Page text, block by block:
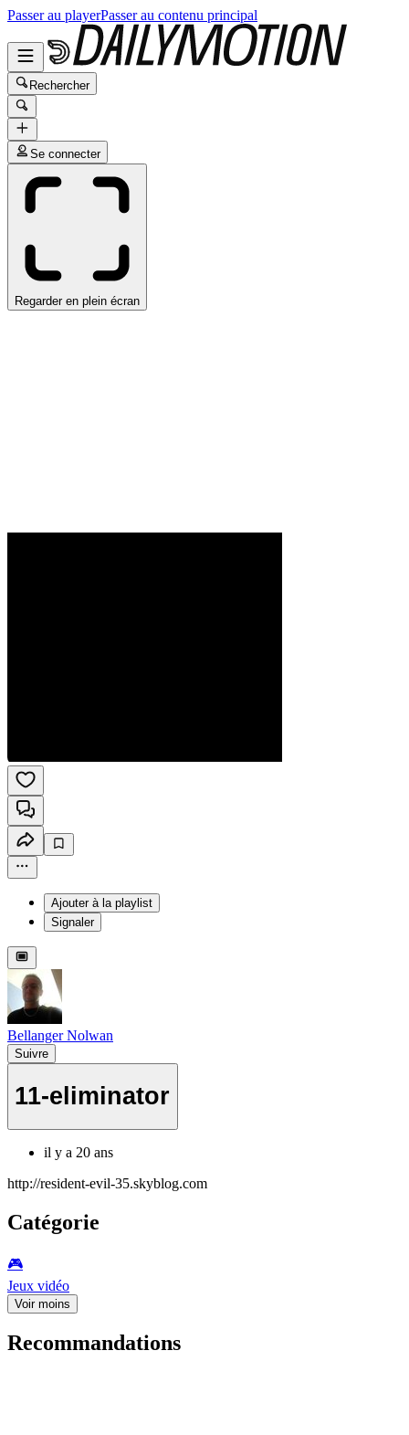
Passer au playerPasser au contenu principal
Rechercher
Se connecter
Regarder en plein écran
Ajouter à la playlist
Signaler
Bellanger Nolwan
Suivre
11-eliminator
il y a 20 ans
http://resident-evil-35.skyblog.com
Catégorie
🎮️
Jeux vidéo
Voir moins
Recommandations